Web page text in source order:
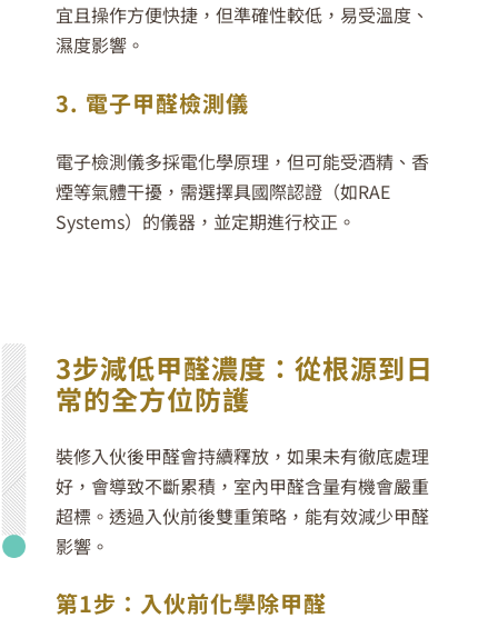
宜且操作方便快捷，但準確性較低，易受溫度、
濕度影響。
3. 電子甲醛檢測儀
電子檢測儀多採電化學原理，但可能受酒精、香
煙等氣體干擾，需選擇具國際認證（如RAE
Systems）的儀器，並定期進行校正。
3步減低甲醛濃度：從根源到日
常的全方位防護
裝修入伙後甲醛會持續釋放，如果未有徹底處理
好，會導致不斷累積，室內甲醛含量有機會嚴重
超標。透過入伙前後雙重策略，能有效減少甲醛
影響。
第1步：入伙前化學除甲醛